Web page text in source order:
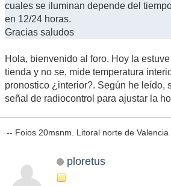
cuales se iluminan depende del
en 12/24 horas.
Gracias saludos
Hola, bienvenido al foro. Hoy la
tienda y no se, mide temperatura
pronostico ¿interior?. Según he leído,
señal de radiocontrol para ajustar la
-- Foios 20msnm. Litoral norte de Valencia
ploretus